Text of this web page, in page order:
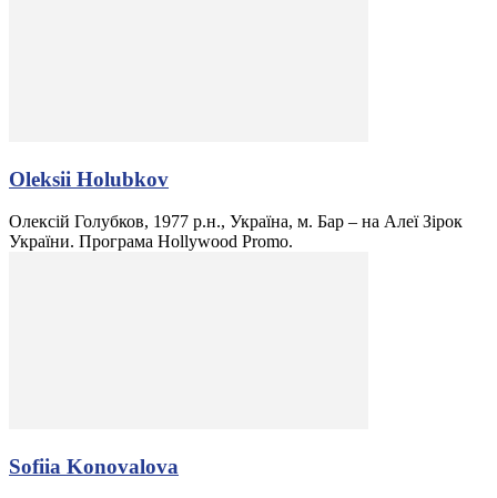
Oleksii Holubkov
Олексій Голубков, 1977 р.н., Україна, м. Бар – на Алеї Зірок
України. Програма Hollywood Promo.
Sofiia Konovalova